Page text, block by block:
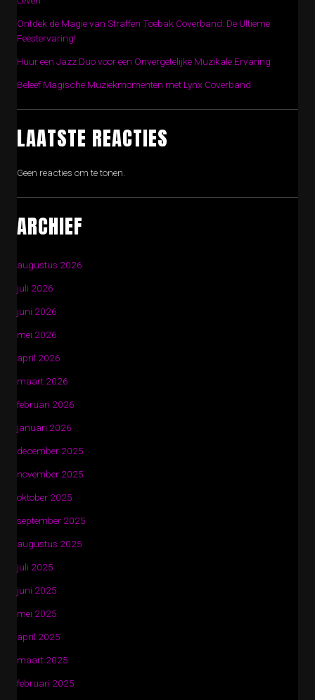
Ontdek de Magie van Straffen Toebak Coverband: De Ultieme
Feestervaring!
Huur een Jazz Duo voor een Onvergetelijke Muzikale Ervaring
Beleef Magische Muziekmomenten met Lynx Coverband
LAATSTE REACTIES
Geen reacties om te tonen.
ARCHIEF
augustus 2026
juli 2026
juni 2026
mei 2026
april 2026
maart 2026
februari 2026
januari 2026
december 2025
november 2025
oktober 2025
september 2025
augustus 2025
juli 2025
juni 2025
mei 2025
april 2025
maart 2025
februari 2025